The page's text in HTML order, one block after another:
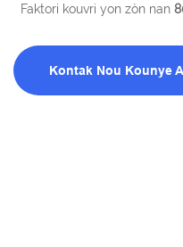
Faktori kouvri yon zòn nan
Kontak Nou Kounye A